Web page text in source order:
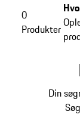
0
Produkter
Din